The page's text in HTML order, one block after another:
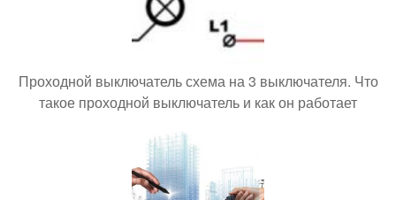
Проходной выключатель схема на 3 выключателя. Что
такое проходной выключатель и как он работает